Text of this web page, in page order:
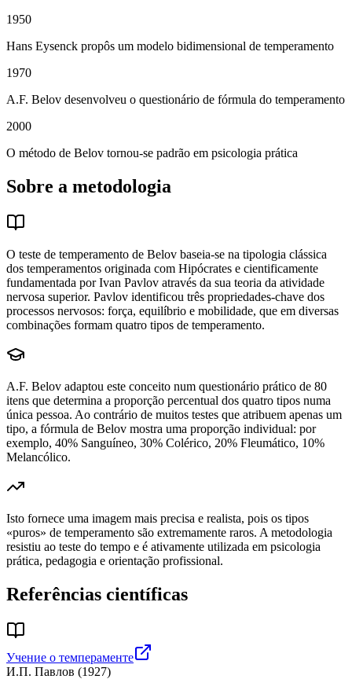
1950
Hans Eysenck propôs um modelo bidimensional de temperamento
1970
A.F. Belov desenvolveu o questionário de fórmula do temperamento
2000
O método de Belov tornou-se padrão em psicologia prática
Sobre a metodologia
O teste de temperamento de Belov baseia-se na tipologia clássica
dos temperamentos originada com Hipócrates e cientificamente
fundamentada por Ivan Pavlov através da sua teoria da atividade
nervosa superior. Pavlov identificou três propriedades-chave dos
processos nervosos: força, equilíbrio e mobilidade, que em diversas
combinações formam quatro tipos de temperamento.
A.F. Belov adaptou este conceito num questionário prático de 80
itens que determina a proporção percentual dos quatro tipos numa
única pessoa. Ao contrário de muitos testes que atribuem apenas um
tipo, a fórmula de Belov mostra uma proporção individual: por
exemplo, 40% Sanguíneo, 30% Colérico, 20% Fleumático, 10%
Melancólico.
Isto fornece uma imagem mais precisa e realista, pois os tipos
«puros» de temperamento são extremamente raros. A metodologia
resistiu ao teste do tempo e é ativamente utilizada em psicologia
prática, pedagogia e orientação profissional.
Referências científicas
Учение о темпераменте
И.П. Павлов (1927)